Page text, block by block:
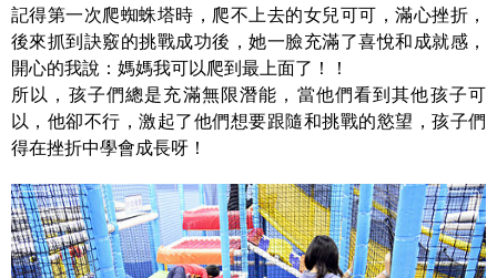
記得第一次爬蜘蛛塔時，爬不上去的女兒可可，滿心挫折，
後來抓到訣竅的挑戰成功後，她一臉充滿了喜悅和成就感，
開心的我說：媽媽我可以爬到最上面了！！
所以，孩子們總是充滿無限潛能，當他們看到其他孩子可
以，他卻不行，激起了他們想要跟隨和挑戰的慾望，孩子們
得在挫折中學會成長呀！